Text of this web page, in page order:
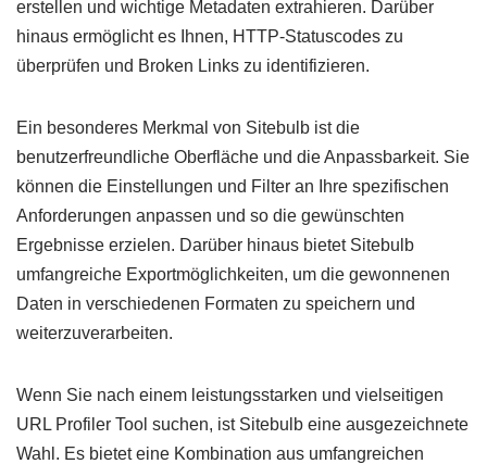
erstellen und wichtige Metadaten extrahieren. Darüber
hinaus ermöglicht es Ihnen, HTTP-Statuscodes zu
überprüfen und Broken Links zu identifizieren.
Ein besonderes Merkmal von Sitebulb ist die
benutzerfreundliche Oberfläche und die Anpassbarkeit. Sie
können die Einstellungen und Filter an Ihre spezifischen
Anforderungen anpassen und so die gewünschten
Ergebnisse erzielen. Darüber hinaus bietet Sitebulb
umfangreiche Exportmöglichkeiten, um die gewonnenen
Daten in verschiedenen Formaten zu speichern und
weiterzuverarbeiten.
Wenn Sie nach einem leistungsstarken und vielseitigen
URL Profiler Tool suchen, ist Sitebulb eine ausgezeichnete
Wahl. Es bietet eine Kombination aus umfangreichen